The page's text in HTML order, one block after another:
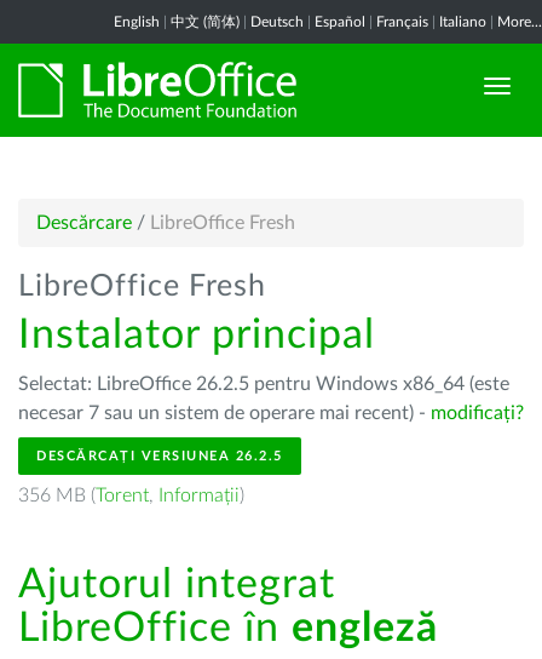
English 中文 (简体) Deutsch Español Français Italiano More...
Descărcare / LibreOffice Fresh
LibreOffice Fresh
Instalator principal
Selectat: LibreOffice 26.2.5 pentru Windows x86_64 (este
necesar 7 sau un sistem de operare mai recent) - modificați?
DESCĂRCAȚI VERSIUNEA 26.2.5
356 MB (Torent, Informații)
Ajutorul integrat
LibreOffice în engleză